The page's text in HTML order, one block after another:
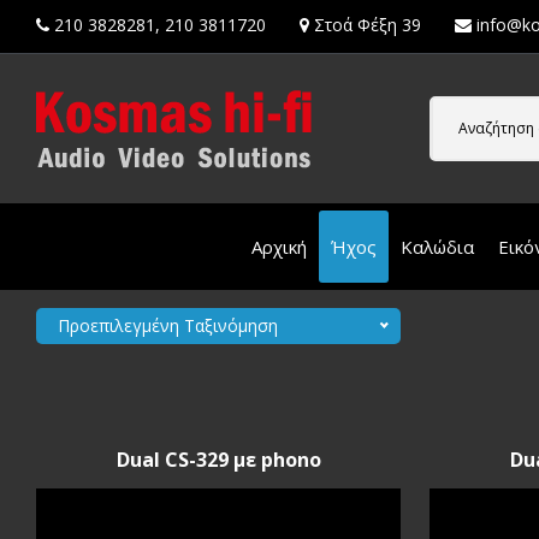
210 3828281 , 210 3811720 Στοά Φέξη 39
Αναζήτηση
Αρχική Ήχος Καλώδια
Προεπιλεγμένη Ταξινόμηση
Dual CS-329 με phono